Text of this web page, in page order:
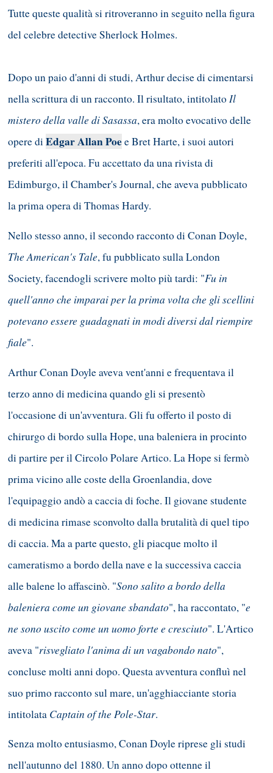
Tutte queste qualità si ritroveranno in seguito nella figura
del celebre detective Sherlock Holmes.
Dopo un paio d'anni di studi, Arthur decise di cimentarsi
nella scrittura di un racconto. Il risultato, intitolatoIl
mistero della valle di Sasassa, era molto evocativo delle
opere diEdgar Allan Poee Bret Harte, i suoi autori
preferiti all'epoca. Fu accettato da una rivista di
Edimburgo, il Chamber's Journal, che aveva pubblicato
la prima opera di Thomas Hardy.
Nello stesso anno, il secondo racconto di Conan Doyle,
The American's Tale, fu pubblicato sulla London
Society, facendogli scrivere molto più tardi: "Fu in
quell'anno che imparai per la prima volta che gli scellini
potevano essere guadagnati in modi diversi dal riempire
fiale".
Arthur Conan Doyle aveva vent'anni e frequentava il
terzo anno di medicina quando gli si presentò
l'occasione di un'avventura. Gli fu offerto il posto di
chirurgo di bordo sulla Hope, una baleniera in procinto
di partire per il Circolo Polare Artico. La Hope si fermò
prima vicino alle coste della Groenlandia, dove
l'equipaggio andò a caccia di foche. Il giovane studente
di medicina rimase sconvolto dalla brutalità di quel tipo
di caccia. Ma a parte questo, gli piacque molto il
cameratismo a bordo della nave e la successiva caccia
alle balene lo affascinò. "Sono salito a bordo della
baleniera come un giovane sbandato", ha raccontato, "e
ne sono uscito come un uomo forte e cresciuto". L'Artico
aveva "risvegliato l'anima di un vagabondo nato",
concluse molti anni dopo. Questa avventura confluì nel
suo primo racconto sul mare, un'agghiacciante storia
intitolata Captain of the Pole-Star.
Senza molto entusiasmo, Conan Doyle riprese gli studi
nell'autunno del 1880. Un anno dopo ottenne il